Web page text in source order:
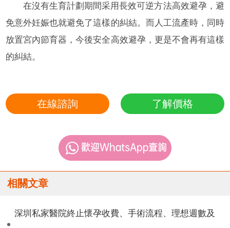
在沒有生育計劃期間采用長效可逆方法高效避孕，避
免意外妊娠也就避免了這樣的糾結。而人工流產時，同時
放置宮內節育器，今後安全高效避孕，更是不會再有這樣
的糾結。
在線諮詢 了解價格
相關文章
深圳私家醫院終止懷孕收費、手術流程、理想週數及